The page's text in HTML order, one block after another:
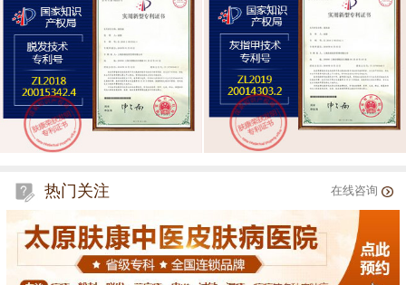
热门关注 在线咨询